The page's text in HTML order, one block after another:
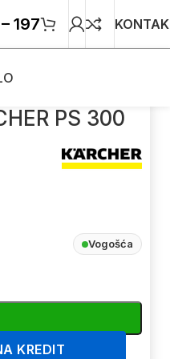
197
PS 300
Vogošća
KREDIT